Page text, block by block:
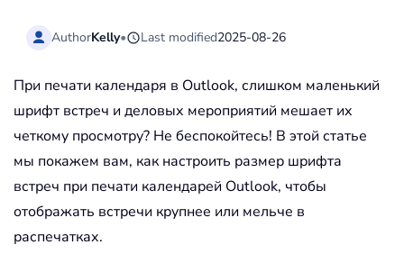
AuthorKelly• Last modified2025-08-26
При печати календаря в Outlook, слишком маленький
шрифт встреч и деловых мероприятий мешает их
четкому просмотру? Не беспокойтесь! В этой статье
мы покажем вам, как настроить размер шрифта
встреч при печати календарей Outlook, чтобы
отображать встречи крупнее или мельче в
распечатках.